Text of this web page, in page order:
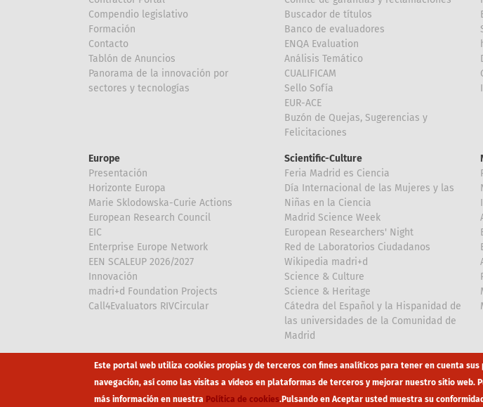
Compendio legislativo
Formación
Contacto
Tablón de Anuncios
Panorama de la innovación por
sectores y tecnologías
Buscador de títulos
Banco de evaluadores
ENQA Evaluation
Análisis Temático
CUALIFICAM
Sello Sofía
EUR-ACE
Buzón de Quejas, Sugerencias y
Felicitaciones
Europe
Presentación
Horizonte Europa
Marie Sklodowska-Curie Actions
European Research Council
EIC
Enterprise Europe Network
EEN SCALEUP 2026/2027
Innovación
madri+d Foundation Projects
Call4Evaluators RIVCircular
Scientific-Culture
Feria Madrid es Ciencia
Día Internacional de las Mujeres y las
Niñas en la Ciencia
Madrid Science Week
European Researchers' Night
Red de Laboratorios Ciudadanos
Wikipedia madri+d
Science & Culture
Science & Heritage
Cátedra del Español y la Hispanidad de
las universidades de la Comunidad de
Madrid
Array Array
Este portal web utiliza cookies propias y de terceros con fines analíticos para tener en cuenta sus
navegación, así como las visitas a vídeos en plataformas de terceros y mejorar nuestro sitio web.
más información en nuestra Política de cookies.Pulsando en Aceptar usted muestra su